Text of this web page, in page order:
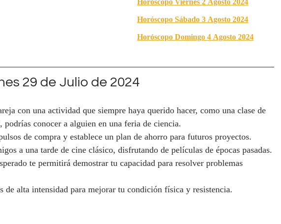
Horóscopo Sábado 3 Agosto 2024
Horóscopo Domingo 4 Agosto 2024
29 de Julio de 2024
con una actividad que siempre haya querido hacer, como una clase de
podrías conocer a alguien en una feria de ciencia.
de compra y establece un plan de ahorro para futuros proyectos.
a una tarde de cine clásico, disfrutando de películas de épocas pasadas.
te permitirá demostrar tu capacidad para resolver problemas
de alta intensidad para mejorar tu condición física y resistencia.